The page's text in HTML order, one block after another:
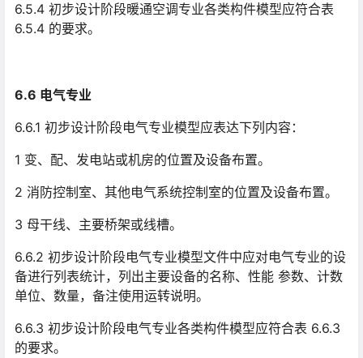
6.5.4 初步设计阶段暖通空调专业各类构件模型应符合表
6.5.4 的要求。
6.6 电气专业
6.6.1 初步设计阶段电气专业模型应表达下列内容：
1 变、配、发电站或机房的位置及设备布置。
2 消防控制室、其他电气系统控制室的位置及设备布置。
3 母干线、主要桥架或线槽。
6.6.2 初步设计阶段电气专业模型文件中应对电气专业的设
备进行列表统计，列出主要设备的名称、性能 参数、计数
单位、数量，备注使用运转说明。
6.6.3 初步设计阶段电气专业各类构件模型应符合表 6.6.3
的要求。